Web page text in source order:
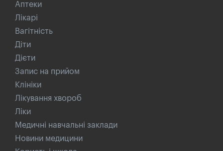
Аптеки
Лікарі
Вагітність
Діти
Дієти
Запис на прийом
Клініки
Лікування хвороб
Ліки
Медичні навчальні заклади
Новини медицини